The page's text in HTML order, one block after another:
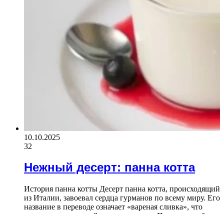
10.10.2025
32
Нежный десерт: панна котта
История панна котты Десерт панна котта, происходящий
из Италии, завоевал сердца гурманов по всему миру. Его
название в переводе означает «вареная сливка», что